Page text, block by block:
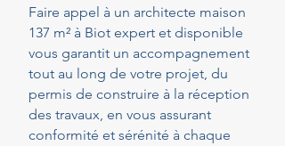
Faire appel à un architecte maison
137 m² à Biot expert et disponible
vous garantit un accompagnement
tout au long de votre projet, du
permis de construire à la réception
des travaux, en vous assurant
conformité et sérénité à chaque